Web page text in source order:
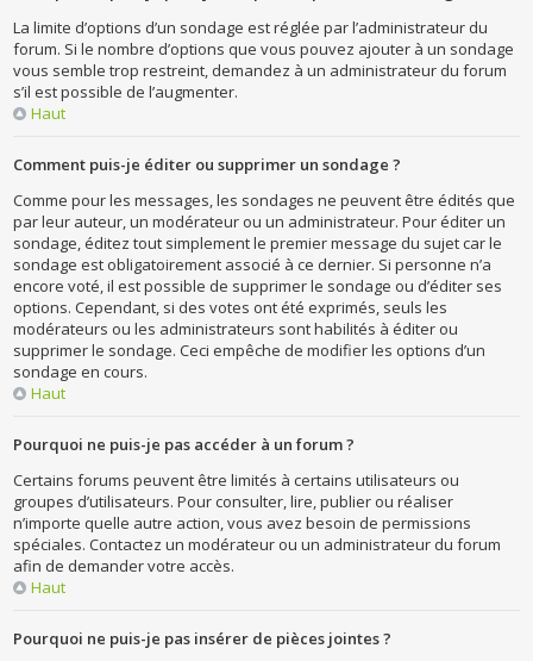
La limite d’options d’un sondage est réglée par l’administrateur du
forum. Si le nombre d’options que vous pouvez ajouter à un sondage
vous semble trop restreint, demandez à un administrateur du forum
s’il est possible de l’augmenter.
Haut
Comment puis-je éditer ou supprimer un sondage ?
Comme pour les messages, les sondages ne peuvent être édités que
par leur auteur, un modérateur ou un administrateur. Pour éditer un
sondage, éditez tout simplement le premier message du sujet car le
sondage est obligatoirement associé à ce dernier. Si personne n’a
encore voté, il est possible de supprimer le sondage ou d’éditer ses
options. Cependant, si des votes ont été exprimés, seuls les
modérateurs ou les administrateurs sont habilités à éditer ou
supprimer le sondage. Ceci empêche de modifier les options d’un
sondage en cours.
Haut
Pourquoi ne puis-je pas accéder à un forum ?
Certains forums peuvent être limités à certains utilisateurs ou
groupes d’utilisateurs. Pour consulter, lire, publier ou réaliser
n’importe quelle autre action, vous avez besoin de permissions
spéciales. Contactez un modérateur ou un administrateur du forum
afin de demander votre accès.
Haut
Pourquoi ne puis-je pas insérer de pièces jointes ?